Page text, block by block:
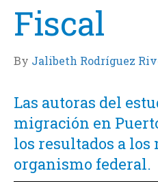
Fiscal
By Jalibeth Rodríguez
Las autoras del
migración en
los resultados a
organismo federal.